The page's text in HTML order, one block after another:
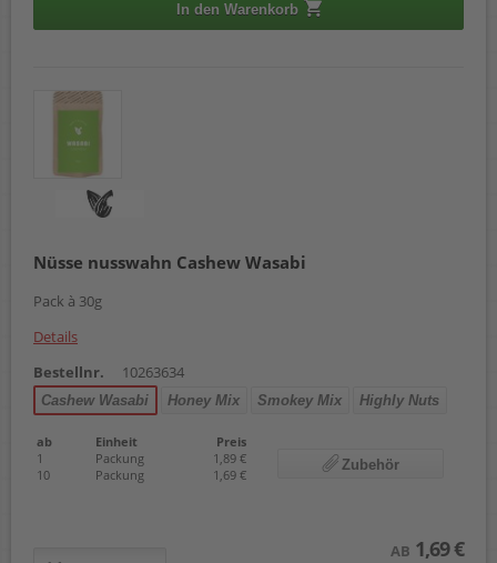
In den Warenkorb
Nüsse nusswahn Cashew Wasabi
Pack à 30g
Details
Bestellnr.
10263634
Cashew Wasabi Honey Mix Smokey Mix Highly Nuts
ab Einheit
Preis
1
Packung
1,89 €
10
Packung 1,69 €
Zubehör
AB 1,69 €